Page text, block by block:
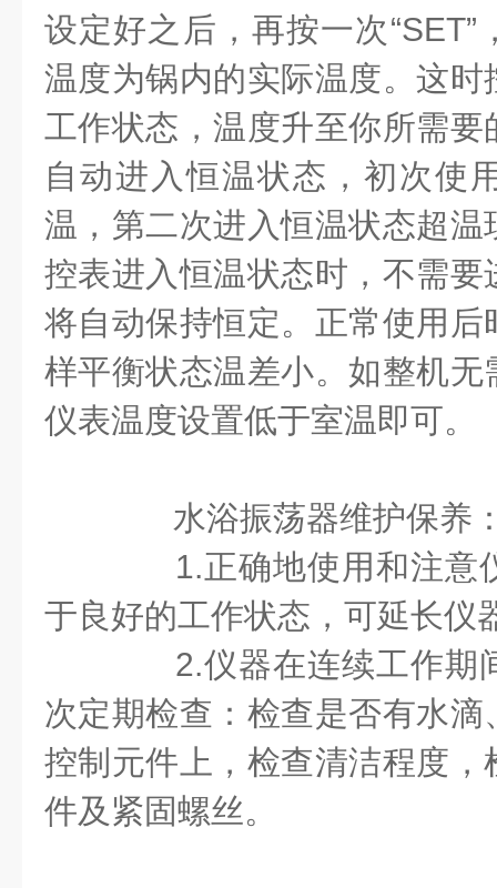
设定好之后，再按一次
温度为锅内的实际温度。这
工作状态，温度升至你所需
自动进入恒温状态，初次使
温，第二次进入恒温状态超
控表进入恒温状态时，不需
将自动保持恒定。正常使用
样平衡状态温差小。如整机
仪表温度设置低于室温即可。
水浴振荡器维护保养
1.正确地使用和注意
于良好的工作状态，可延长仪
2.仪器在连续工作期
次定期检查：检查是否有水
控制元件上，检查清洁程度
件及紧固螺丝。